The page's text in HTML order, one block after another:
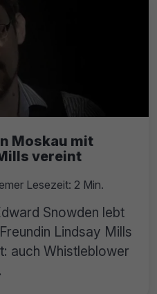
Moskau mit
vereint
Lesezeit: 2 Min.
Snowden lebt
Lindsay Mills
auch Whistleblower